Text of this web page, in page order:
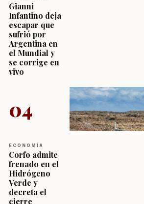
Gianni
Infantino deja
escapar que
sufrió por
Argentina en
el Mundial y
se corrige en
vivo
04
ECONOMÍA
Corfo admite
frenado en el
Hidrógeno
Verde y
decreta el
cierre